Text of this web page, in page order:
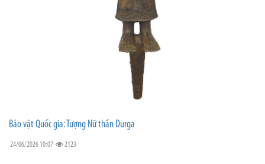
Bảo vật Quốc gia: Tượng Nữ thần Durga
24/06/2026 10:07 2123